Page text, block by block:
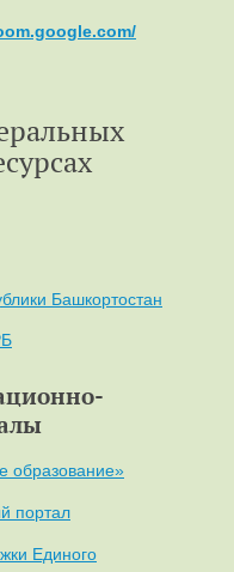
Башкортостан
образование»
портал
Единого